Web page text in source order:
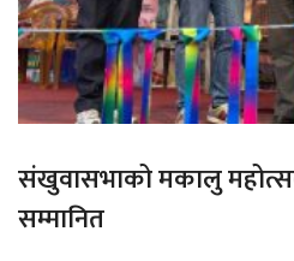
संखुवासभाको मकालु
सम्मानित